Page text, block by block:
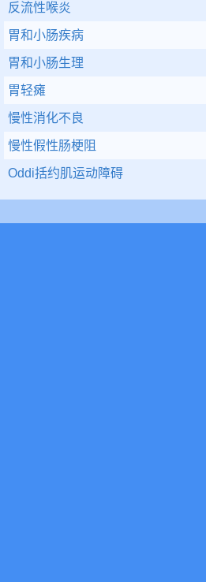
反流性喉炎
胃和小肠疾病
胃和小肠生理
胃轻瘫
慢性消化不良
慢性假性肠梗阻
Oddi括约肌运动障碍